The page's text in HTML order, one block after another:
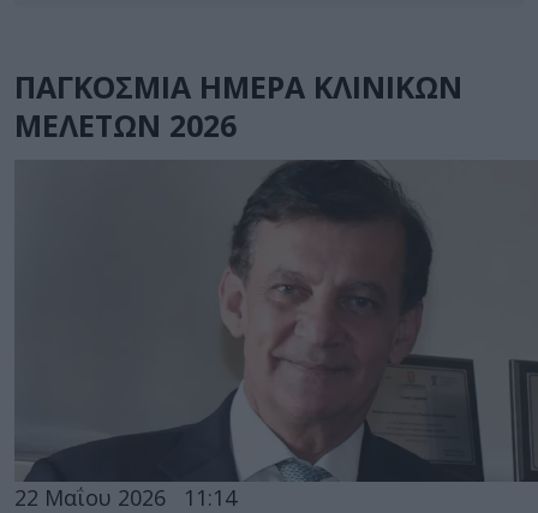
ΠΑΓΚΟΣΜΙΑ ΗΜΕΡΑ ΚΛΙΝΙΚΩΝ
ΜΕΛΕΤΩΝ 2026
22 Μαΐου 2026 11:14